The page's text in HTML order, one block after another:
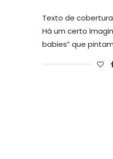
Texto de
Há um certo
babies” que